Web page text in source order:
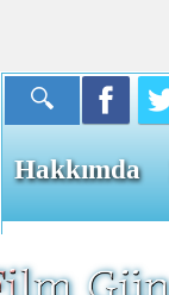
Hakkımda